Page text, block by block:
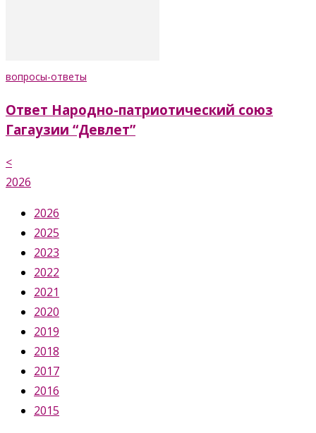
вопросы-ответы
Ответ Народно-патриотический союз
Гагаузии “Девлет”
<
2026
2026
2025
2023
2022
2021
2020
2019
2018
2017
2016
2015